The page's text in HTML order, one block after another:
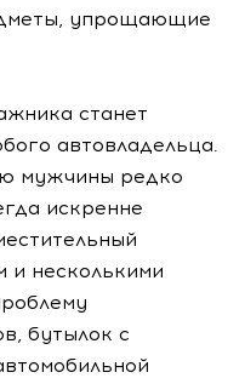
упрощающие
станет
автовладельца.
мужчины редко
искренне
и несколькими
бутылок с